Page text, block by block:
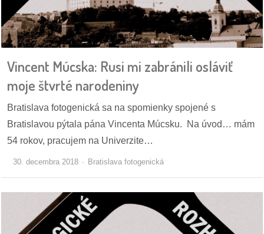
Vincent Múcska: Rusi mi zabránili osláviť
moje štvrté narodeniny
Bratislava fotogenická sa na spomienky spojené s
Bratislavou pýtala pána Vincenta Múcsku. Na úvod… mám
54 rokov, pracujem na Univerzite…
30. decembra 2018 Bratislava fotogenická